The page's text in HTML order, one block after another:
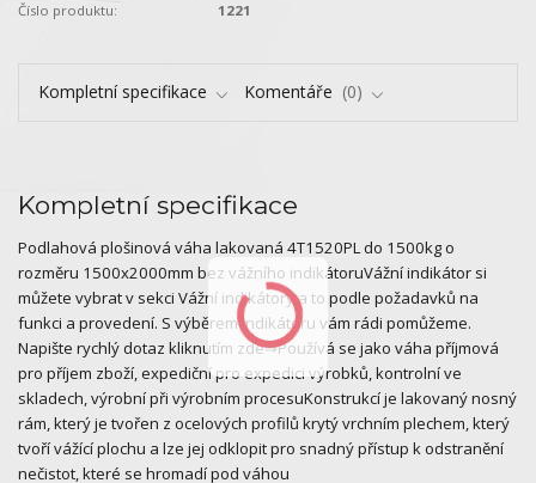
Číslo produktu: 1221
Kompletní specifikace Komentáře 0
Kompletní specifikace
Podlahová plošinová váha lakovaná 4T1520PL do 1500kg o
rozměru 1500x2000mm bez vážního indikátoruVážní indikátor si
můžete vybrat v sekci Vážní indikátory a to podle požadavků na
funkci a provedení. S výběrem indikátoru vám rádi pomůžeme.
Napište rychlý dotaz kliknutím zde⇒Používá se jako váha příjmová
pro příjem zboží, expediční pro expedici výrobků, kontrolní ve
skladech, výrobní při výrobním procesuKonstrukcí je lakovaný nosný
rám, který je tvořen z ocelových profilů krytý vrchním plechem, který
tvoří vážící plochu a lze jej odklopit pro snadný přístup k odstranění
nečistot, které se hromadí pod váhou